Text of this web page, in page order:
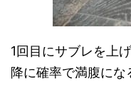
1回目にサブレを上
降に確率で満腹にな